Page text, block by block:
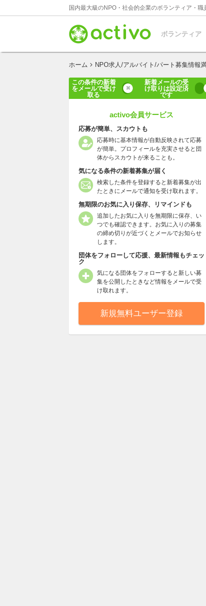
国内最大級のNPO・社会的企業のボランティア・職
ボランティア
ホーム NPO求人/アルバイト/パート募集情報
この条件の新着
をメールで受け
取る
新着メールの受
け取りは設定済
です
activo会員サービス
応募が簡単、スカウトも
応募時に基本情報が自動反映されて応募
が簡単。プロフィールを充実させると団
体からスカウトが来ることも。
気になる条件の新着募集が届く
検索した条件を登録すると新着募集が出
たときにメールで通知を受け取れます。
無期限のお気に入り保存、リマインドも
追加したお気に入りを無期限に保存、い
つでも確認できます。お気に入りの募集
の締め切りが近づくとメールでお知らせ
します。
団体をフォローして応援、最新情報もチェッ
ク
気になる団体をフォローすると新しい募
集を公開したときなど情報をメールで受
け取れます。
新規無料ユーザー登録